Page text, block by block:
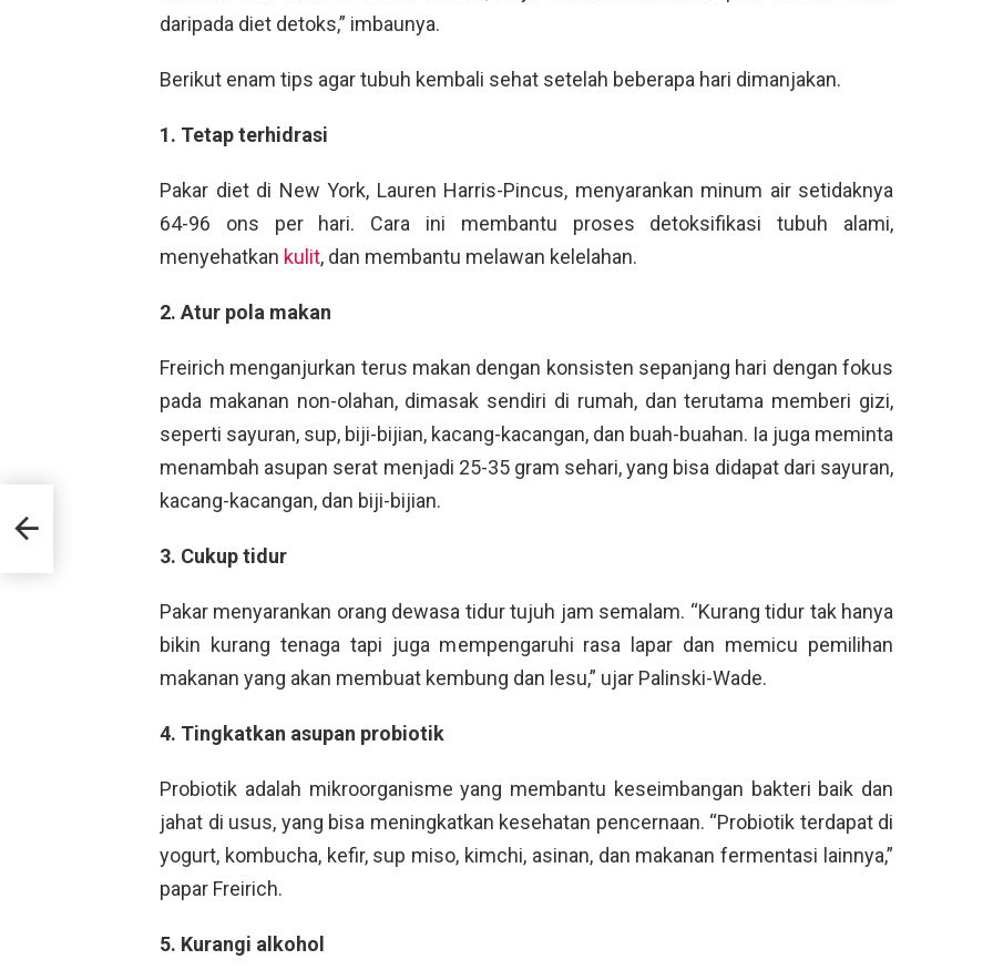
daripada diet detoks,” imbaunya.
Berikut enam tips agar tubuh kembali sehat setelah beberapa hari dimanjakan.
1. Tetap terhidrasi
Pakar diet di New York, Lauren Harris-Pincus, menyarankan minum air setidaknya
64-96 ons per hari. Cara ini membantu proses detoksifikasi tubuh alami,
menyehatkan kulit, dan membantu melawan kelelahan.
2. Atur pola makan
Freirich menganjurkan terus makan dengan konsisten sepanjang hari dengan fokus
pada makanan non-olahan, dimasak sendiri di rumah, dan terutama memberi gizi,
seperti sayuran, sup, biji-bijian, kacang-kacangan, dan buah-buahan. Ia juga meminta
menambah asupan serat menjadi 25-35 gram sehari, yang bisa didapat dari sayuran,
kacang-kacangan, dan biji-bijian.
3. Cukup tidur
Pakar menyarankan orang dewasa tidur tujuh jam semalam. “Kurang tidur tak hanya
bikin kurang tenaga tapi juga mempengaruhi rasa lapar dan memicu pemilihan
makanan yang akan membuat kembung dan lesu,” ujar Palinski-Wade.
4. Tingkatkan asupan probiotik
Probiotik adalah mikroorganisme yang membantu keseimbangan bakteri baik dan
jahat di usus, yang bisa meningkatkan kesehatan pencernaan. “Probiotik terdapat di
yogurt, kombucha, kefir, sup miso, kimchi, asinan, dan makanan fermentasi lainnya,”
papar Freirich.
5. Kurangi alkohol